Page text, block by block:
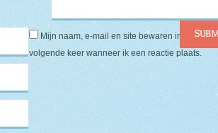
Mijn naam, e-mail en site bewaren in deze
volgende keer wanneer ik een reactie plaats.